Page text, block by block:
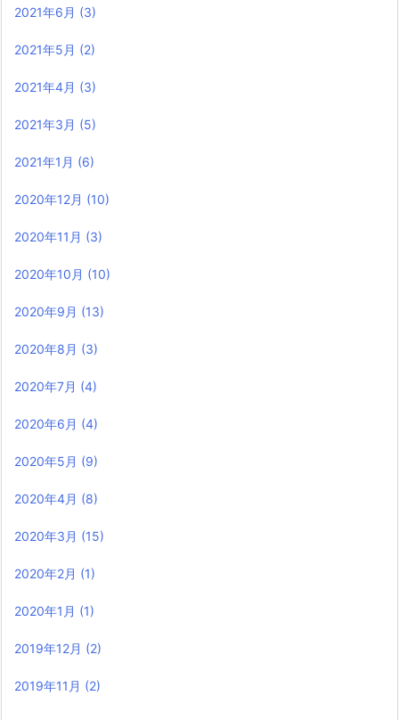
2021年6月 (3)
2021年5月 (2)
2021年4月 (3)
2021年3月 (5)
2021年1月 (6)
2020年12月 (10)
2020年11月 (3)
2020年10月 (10)
2020年9月 (13)
2020年8月 (3)
2020年7月 (4)
2020年6月 (4)
2020年5月 (9)
2020年4月 (8)
2020年3月 (15)
2020年2月 (1)
2020年1月 (1)
2019年12月 (2)
2019年11月 (2)